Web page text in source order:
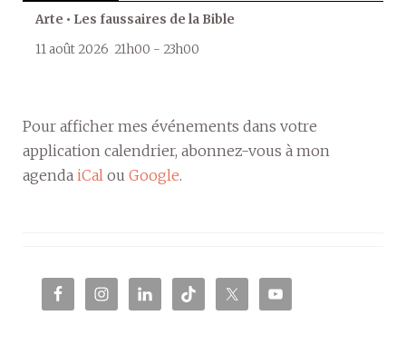
Arte • Les faussaires de la Bible
11 août 2026 21h00 - 23h00
Pour afficher mes événements dans votre
application calendrier, abonnez-vous à mon
agenda iCal ou Google.